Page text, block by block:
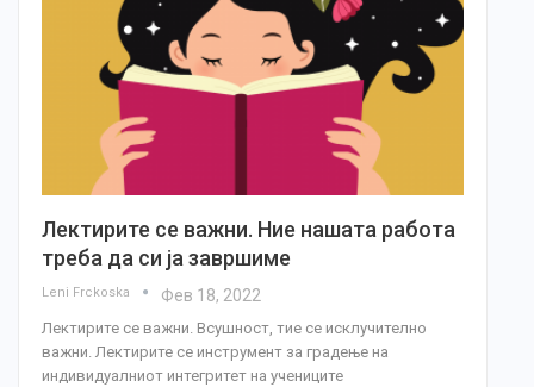
Лектирите се важни. Ние нашата работа
треба да си ја завршиме
Leni Frckoska Фев 18, 2022
Лектирите се важни. Всушност, тие се исклучително
важни. Лектирите се инструмент за градење на
индивидуалниот интегритет на учениците